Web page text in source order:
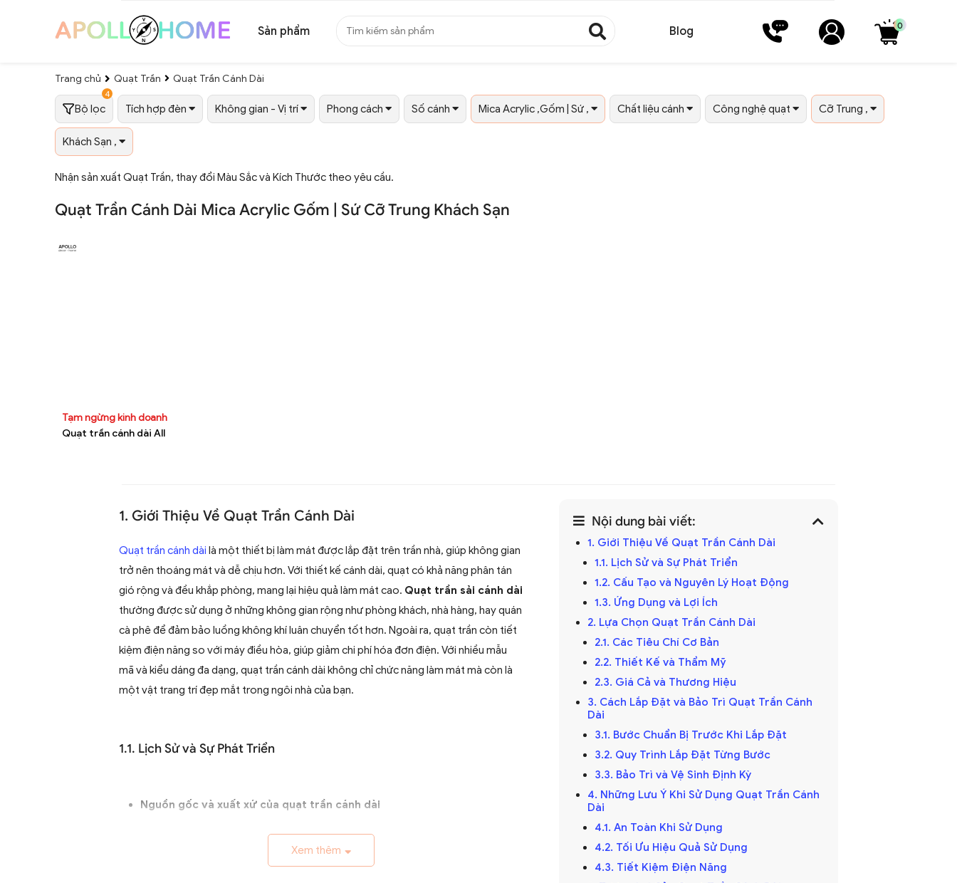
Sản phẩm Blog 0
Trang chủ Quạt Trần Quạt Trần Cánh Dài
Bộ lọc
4
Tích hợp đèn Không gian - Vị trí Phong cách Số cánh Mica Acrylic ,Gốm | Sứ , Chất liệu cánh Công nghệ quạt Cỡ Trung ,
Khách Sạn ,
Nhận sản xuất Quạt Trần, thay đổi Màu Sắc và Kích Thước theo yêu cầu.
Quạt Trần Cánh Dài Mica Acrylic Gốm | Sứ Cỡ Trung Khách Sạn
Tạm ngừng kinh doanh
Quạt trần cánh dài All
1. Giới Thiệu Về Quạt Trần Cánh Dài
Quạt trần cánh dài là một thiết bị làm mát được lắp đặt trên trần nhà, giúp không gian
trở nên thoáng mát và dễ chịu hơn. Với thiết kế cánh dài, quạt có khả năng phân tán
gió rộng và đều khắp phòng, mang lại hiệu quả làm mát cao. Quạt trần sải cánh dài
thường được sử dụng ở những không gian rộng như phòng khách, nhà hàng, hay quán
cà phê để đảm bảo luồng không khí luân chuyển tốt hơn. Ngoài ra, quạt trần còn tiết
kiệm điện năng so với máy điều hòa, giúp giảm chi phí hóa đơn điện. Với nhiều mẫu
mã và kiểu dáng đa dạng, quạt trần cánh dài không chỉ chức năng làm mát mà còn là
một vật trang trí đẹp mắt trong ngôi nhà của bạn.
1.1. Lịch Sử và Sự Phát Triển
Nguồn gốc và xuất xứ của quạt trần cánh dài
quả ở các khu vực nhiệt đới. Ban đầu được làm thủ công và chạy bằng điện
từ pin, chúng nhanh chóng phát triển với sự tiến bộ của công nghệ điện.
Xem thêm
Nội dung bài viết:
1. Giới Thiệu Về Quạt Trần Cánh Dài
1.1. Lịch Sử và Sự Phát Triển
1.2. Cấu Tạo và Nguyên Lý Hoạt Động
1.3. Ứng Dụng và Lợi Ích
2. Lựa Chọn Quạt Trần Cánh Dài
2.1. Các Tiêu Chí Cơ Bản
2.2. Thiết Kế và Thẩm Mỹ
2.3. Giá Cả và Thương Hiệu
3. Cách Lắp Đặt và Bảo Trì Quạt Trần Cánh
Dài
3.1. Bước Chuẩn Bị Trước Khi Lắp Đặt
3.2. Quy Trình Lắp Đặt Từng Bước
3.3. Bảo Trì và Vệ Sinh Định Kỳ
4. Những Lưu Ý Khi Sử Dụng Quạt Trần Cánh
Dài
4.1. An Toàn Khi Sử Dụng
4.2. Tối Ưu Hiệu Quả Sử Dụng
4.3. Tiết Kiệm Điện Năng